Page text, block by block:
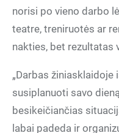
norisi po vieno darbo
teatre, treniruotės ar
nakties, bet rezultatas
„Darbas
susiplanuoti savo
besikeičiančias
labai padeda ir